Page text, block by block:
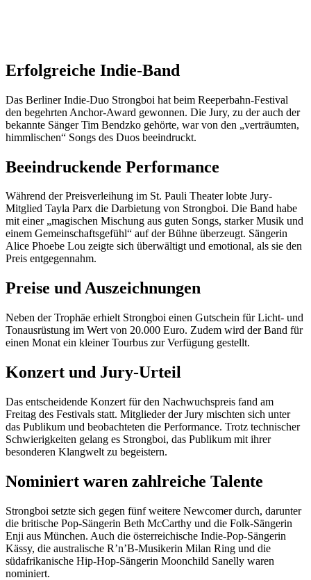
Erfolgreiche Indie-Band
Das Berliner Indie-Duo Strongboi hat beim Reeperbahn-Festival
den begehrten Anchor-Award gewonnen. Die Jury, zu der auch der
bekannte Sänger Tim Bendzko gehörte, war von den „verträumten,
himmlischen“ Songs des Duos beeindruckt.
Beeindruckende Performance
Während der Preisverleihung im St. Pauli Theater lobte Jury-
Mitglied Tayla Parx die Darbietung von Strongboi. Die Band habe
mit einer „magischen Mischung aus guten Songs, starker Musik und
einem Gemeinschaftsgefühl“ auf der Bühne überzeugt. Sängerin
Alice Phoebe Lou zeigte sich überwältigt und emotional, als sie den
Preis entgegennahm.
Preise und Auszeichnungen
Neben der Trophäe erhielt Strongboi einen Gutschein für Licht- und
Tonausrüstung im Wert von 20.000 Euro. Zudem wird der Band für
einen Monat ein kleiner Tourbus zur Verfügung gestellt.
Konzert und Jury-Urteil
Das entscheidende Konzert für den Nachwuchspreis fand am
Freitag des Festivals statt. Mitglieder der Jury mischten sich unter
das Publikum und beobachteten die Performance. Trotz technischer
Schwierigkeiten gelang es Strongboi, das Publikum mit ihrer
besonderen Klangwelt zu begeistern.
Nominiert waren zahlreiche Talente
Strongboi setzte sich gegen fünf weitere Newcomer durch, darunter
die britische Pop-Sängerin Beth McCarthy und die Folk-Sängerin
Enji aus München. Auch die österreichische Indie-Pop-Sängerin
Kässy, die australische R’n’B-Musikerin Milan Ring und die
südafrikanische Hip-Hop-Sängerin Moonchild Sanelly waren
nominiert.